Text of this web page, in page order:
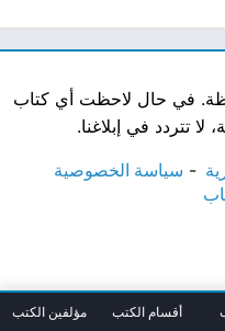
في حال لاحظت أي كتاب
لا تتردد في إبلاغنا.
سياسة الخصوصية
أقسام الكتب مؤلفين الكتب